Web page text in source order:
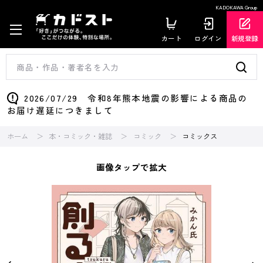
KADOKAWA Group
カート ログイン 新規登録
2026/07/29 令和8年熊本地震の影響による商品の
お届け遅延につきまして
ホーム 本・コミック・雑誌 コミック コミックス
画像タップで拡大